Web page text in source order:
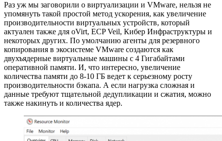
Раз уж мы заговорили о виртуализации и VMware, нельзя не
упомянуть такой простой метод ускорения, как увеличение
производительности виртуальных устройств, который
актуален также для oVirt, ECP Veil, Кибер Инфраструктуры и
некоторых других. По умолчанию агенты для резервного
копирования в экосистеме VMware создаются как
двухъядерные виртуальные машины с 4 Гигабайтами
оперативной памяти. И, что интересно, увеличение
количества памяти до 8-10 ГБ ведет к серьезному росту
производительности бэкапа. А если нагрузка сложная и
данные требуют тщательной дедупликации и сжатия, можно
также накинуть и количества ядер.